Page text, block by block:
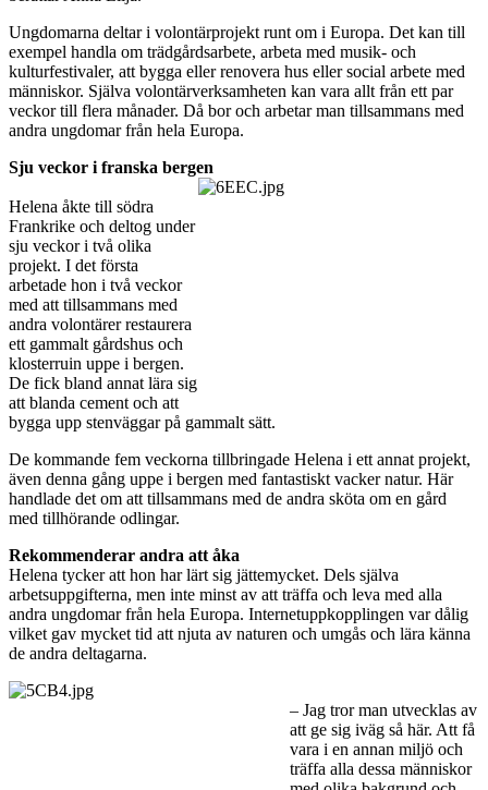
Ungdomarna deltar i volontärprojekt runt om i Europa. Det kan till
exempel handla om trädgårdsarbete, arbeta med musik- och
kulturfestivaler, att bygga eller renovera hus eller social arbete med
människor. Själva volontärverksamheten kan vara allt från ett par
veckor till flera månader. Då bor och arbetar man tillsammans med
andra ungdomar från hela Europa.
Sju veckor i franska bergen
Helena åkte till södra
Frankrike och deltog under
sju veckor i två olika
projekt. I det första
arbetade hon i två veckor
med att tillsammans med
andra volontärer restaurera
ett gammalt gårdshus och
klosterruin uppe i bergen.
De fick bland annat lära sig
att blanda cement och att
bygga upp stenväggar på gammalt sätt.
De kommande fem veckorna tillbringade Helena i ett annat projekt,
även denna gång uppe i bergen med fantastiskt vacker natur. Här
handlade det om att tillsammans med de andra sköta om en gård
med tillhörande odlingar.
Rekommenderar andra att åka
Helena tycker att hon har lärt sig jättemycket. Dels själva
arbetsuppgifterna, men inte minst av att träffa och leva med alla
andra ungdomar från hela Europa. Internetuppkopplingen var dålig
vilket gav mycket tid att njuta av naturen och umgås och lära känna
de andra deltagarna.
– Jag tror man utvecklas av
att ge sig iväg så här. Att få
vara i en annan miljö och
träffa alla dessa människor